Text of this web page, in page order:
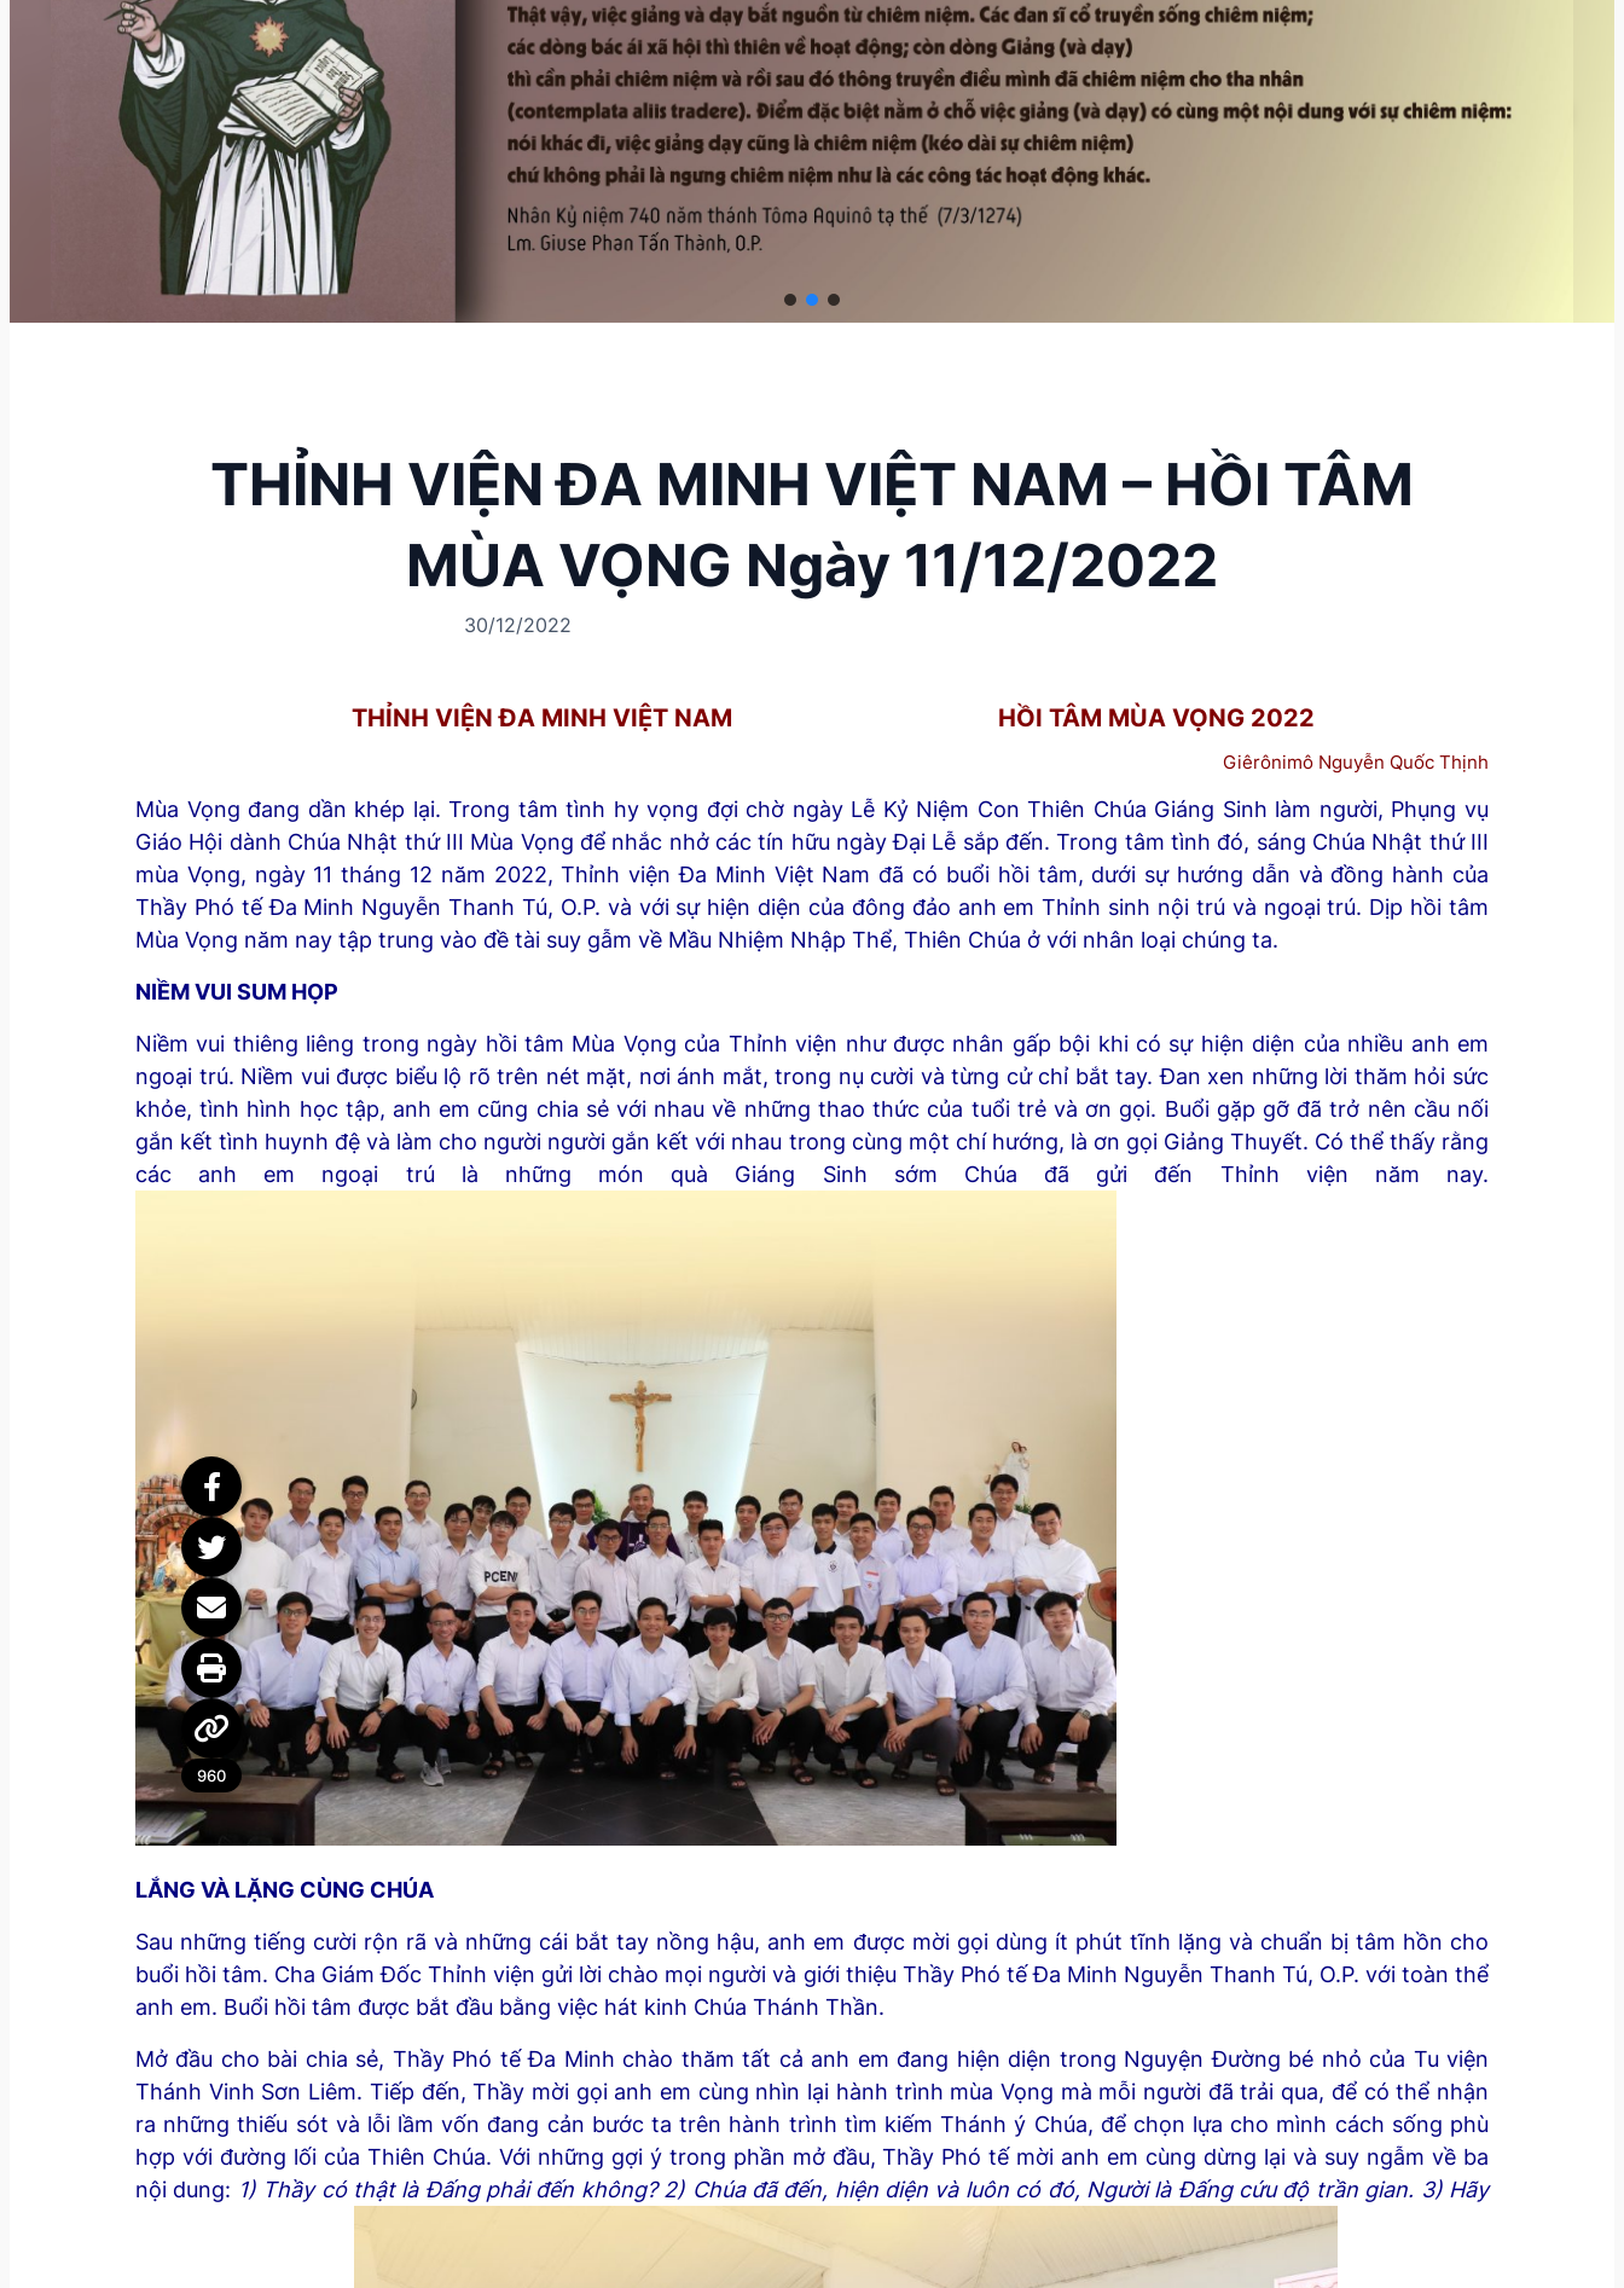
THỈNH VIỆN ĐA MINH VIỆT NAM – HỒI TÂM
MÙA VỌNG Ngày 11/12/2022
30/12/2022
THỈNH VIỆN ĐA MINH VIỆT NAM HỒI TÂM MÙA VỌNG 2022
Giêrônimô Nguyễn Quốc Thịnh
Mùa Vọng đang dần khép lại. Trong tâm tình hy vọng đợi chờ ngày Lễ Kỷ Niệm Con Thiên Chúa Giáng Sinh làm người, Phụng vụ
Giáo Hội dành Chúa Nhật thứ III Mùa Vọng để nhắc nhở các tín hữu ngày Đại Lễ sắp đến. Trong tâm tình đó, sáng Chúa Nhật thứ III
mùa Vọng, ngày 11 tháng 12 năm 2022, Thỉnh viện Đa Minh Việt Nam đã có buổi hồi tâm, dưới sự hướng dẫn và đồng hành của
Thầy Phó tế Đa Minh Nguyễn Thanh Tú, O.P. và với sự hiện diện của đông đảo anh em Thỉnh sinh nội trú và ngoại trú. Dịp hồi tâm
Mùa Vọng năm nay tập trung vào đề tài suy gẫm về Mầu Nhiệm Nhập Thể, Thiên Chúa ở với nhân loại chúng ta.
NIỀM VUI SUM HỌP
Niềm vui thiêng liêng trong ngày hồi tâm Mùa Vọng của Thỉnh viện như được nhân gấp bội khi có sự hiện diện của nhiều anh em
ngoại trú. Niềm vui được biểu lộ rõ trên nét mặt, nơi ánh mắt, trong nụ cười và từng cử chỉ bắt tay. Đan xen những lời thăm hỏi sức
khỏe, tình hình học tập, anh em cũng chia sẻ với nhau về những thao thức của tuổi trẻ và ơn gọi. Buổi gặp gỡ đã trở nên cầu nối
gắn kết tình huynh đệ và làm cho người người gắn kết với nhau trong cùng một chí hướng, là ơn gọi Giảng Thuyết. Có thể thấy rằng
các anh em ngoại trú là những món quà Giáng Sinh sớm Chúa đã gửi đến Thỉnh viện năm nay.
LẮNG VÀ LẶNG CÙNG CHÚA
Sau những tiếng cười rộn rã và những cái bắt tay nồng hậu, anh em được mời gọi dùng ít phút tĩnh lặng và chuẩn bị tâm hồn cho
buổi hồi tâm. Cha Giám Đốc Thỉnh viện gửi lời chào mọi người và giới thiệu Thầy Phó tế Đa Minh Nguyễn Thanh Tú, O.P. với toàn thể
anh em. Buổi hồi tâm được bắt đầu bằng việc hát kinh Chúa Thánh Thần.
Mở đầu cho bài chia sẻ, Thầy Phó tế Đa Minh chào thăm tất cả anh em đang hiện diện trong Nguyện Đường bé nhỏ của Tu viện
Thánh Vinh Sơn Liêm. Tiếp đến, Thầy mời gọi anh em cùng nhìn lại hành trình mùa Vọng mà mỗi người đã trải qua, để có thể nhận
ra những thiếu sót và lỗi lầm vốn đang cản bước ta trên hành trình tìm kiếm Thánh ý Chúa, để chọn lựa cho mình cách sống phù
hợp với đường lối của Thiên Chúa. Với những gợi ý trong phần mở đầu, Thầy Phó tế mời anh em cùng dừng lại và suy ngẫm về ba
nội dung: 1) Thầy có thật là Đấng phải đến không? 2) Chúa đã đến, hiện diện và luôn có đó, Người là Đấng cứu độ trần gian. 3) Hãy
960